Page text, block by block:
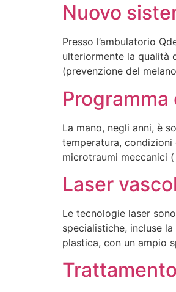
Nuovo
Presso l’ambulatorio
ulteriormente la qualità
(prevenzione del
La mano, negli anni, è
temperatura,
microtraumi meccanici
Laser
Le tecnologie laser
specialistiche, incluse
plastica, con un ampio